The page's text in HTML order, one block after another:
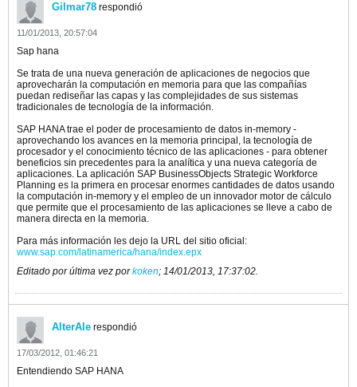
Gilmar78 respondió
11/01/2013, 20:57:04
Sap hana
Se trata de una nueva generación de aplicaciones de negocios que
aprovecharán la computación en memoria para que las compañías
puedan rediseñar las capas y las complejidades de sus sistemas
tradicionales de tecnología de la información.
SAP HANA trae el poder de procesamiento de datos in-memory -
aprovechando los avances en la memoria principal, la tecnología de
procesador y el conocimiento técnico de las aplicaciones - para obtener
beneficios sin precedentes para la analítica y una nueva categoría de
aplicaciones. La aplicación SAP BusinessObjects Strategic Workforce
Planning es la primera en procesar enormes cantidades de datos usando
la computación in-memory y el empleo de un innovador motor de cálculo
que permite que el procesamiento de las aplicaciones se lleve a cabo de
manera directa en la memoria.
Para más información les dejo la URL del sitio oficial:
www.sap.com/latinamerica/hana/index.epx
Editado por última vez porkoken; 14/01/2013, 17:37:02.
AlterAle respondió
17/03/2012, 01:46:21
Entendiendo SAP HANA